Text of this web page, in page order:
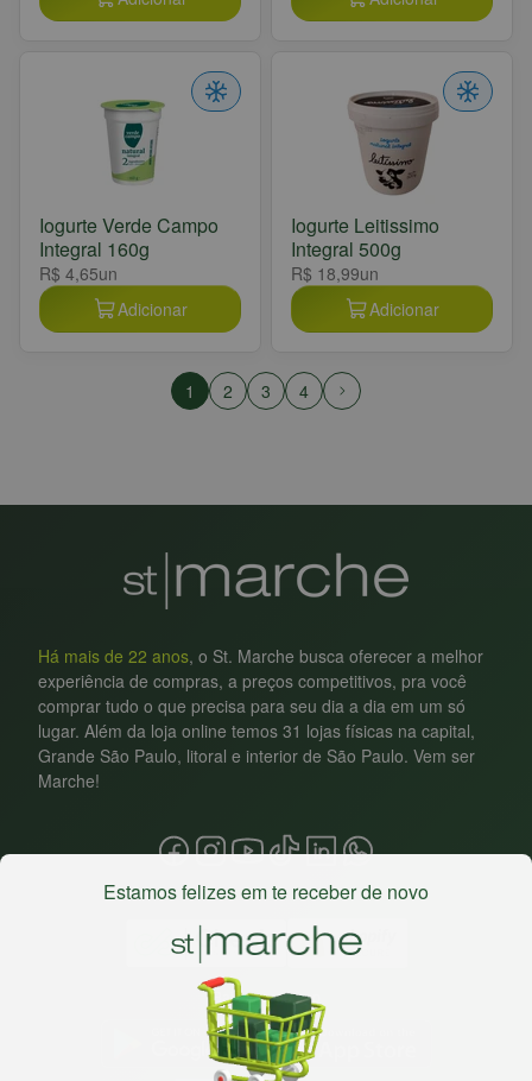
Iogurte Verde Campo
Integral 160g
R$ 4,65un
Adicionar
Iogurte Leitissimo
Integral 500g
R$ 18,99un
Adicionar
1 2 3 4
Há mais de 22 anos, o St. Marche busca oferecer a melhor
experiência de compras, a preços competitivos, pra você
comprar tudo o que precisa para seu dia a dia em um só
lugar. Além da loja online temos 31 lojas físicas na capital,
Grande São Paulo, litoral e interior de São Paulo. Vem ser
Marche!
Baixe nosso app
Estamos felizes em te receber de novo